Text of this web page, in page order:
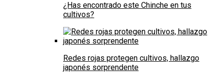
¿Has encontrado este Chinche en tus
cultivos?
Redes rojas protegen cultivos, hallazgo
japonés sorprendente